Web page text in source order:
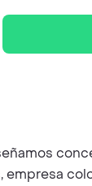
empresa